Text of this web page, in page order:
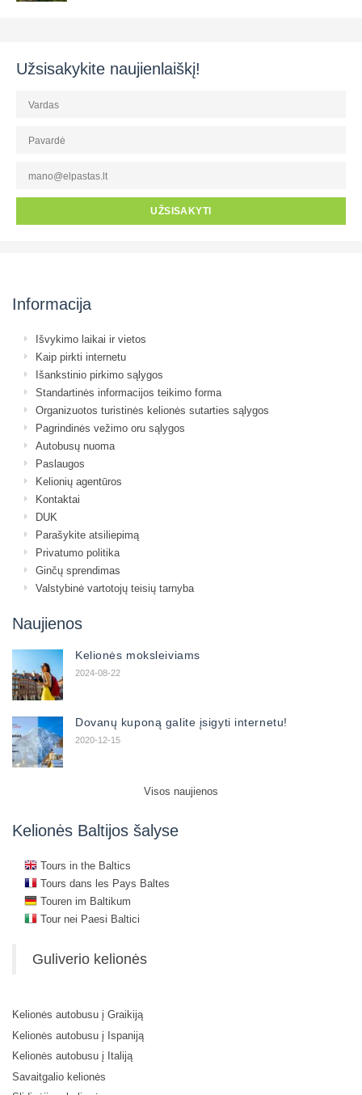
Užsisakykite naujienlaiškį!
UŽSISAKYTI
Informacija
Išvykimo laikai ir vietos
Kaip pirkti internetu
Išankstinio pirkimo sąlygos
Standartinės informacijos teikimo forma
Organizuotos turistinės kelionės sutarties sąlygos
Pagrindinės vežimo oru sąlygos
Autobusų nuoma
Paslaugos
Kelionių agentūros
Kontaktai
DUK
Parašykite atsiliepimą
Privatumo politika
Ginčų sprendimas
Valstybinė vartotojų teisių tarnyba
Naujienos
Kelionės moksleiviams
2024-08-22
Dovanų kuponą galite įsigyti internetu!
2020-12-15
Visos naujienos
Kelionės Baltijos šalyse
Tours in the Baltics
Tours dans les Pays Baltes
Touren im Baltikum
Tour nei Paesi Baltici
Guliverio kelionės
Kelionės autobusu į Graikiją
Kelionės autobusu į Ispaniją
Kelionės autobusu į Italiją
Savaitgalio kelionės